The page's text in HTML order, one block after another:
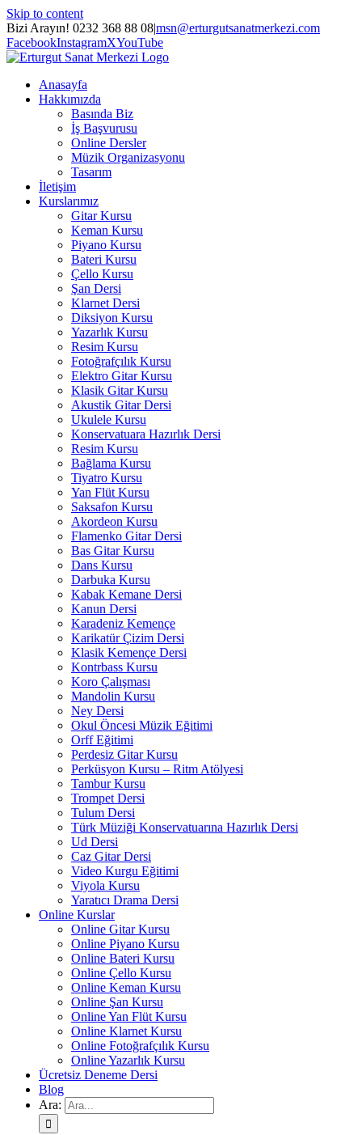
Skip to content
Bizi Arayın! 0232 368 88 08|msn@erturgutsanatmerkezi.com
FacebookInstagramXYouTube
Anasayfa
Hakkımızda
Basında Biz
İş Başvurusu
Online Dersler
Müzik Organizasyonu
Tasarım
İletişim
Kurslarımız
Gitar Kursu
Keman Kursu
Piyano Kursu
Bateri Kursu
Çello Kursu
Şan Dersi
Klarnet Dersi
Diksiyon Kursu
Yazarlık Kursu
Resim Kursu
Fotoğrafçılık Kursu
Elektro Gitar Kursu
Klasik Gitar Kursu
Akustik Gitar Dersi
Ukulele Kursu
Konservatuara Hazırlık Dersi
Resim Kursu
Bağlama Kursu
Tiyatro Kursu
Yan Flüt Kursu
Saksafon Kursu
Akordeon Kursu
Flamenko Gitar Dersi
Bas Gitar Kursu
Dans Kursu
Darbuka Kursu
Kabak Kemane Dersi
Kanun Dersi
Karadeniz Kemençe
Karikatür Çizim Dersi
Klasik Kemençe Dersi
Kontrbass Kursu
Koro Çalışması
Mandolin Kursu
Ney Dersi
Okul Öncesi Müzik Eğitimi
Orff Eğitimi
Perdesiz Gitar Kursu
Perküsyon Kursu – Ritm Atölyesi
Tambur Kursu
Trompet Dersi
Tulum Dersi
Türk Müziği Konservatuarına Hazırlık Dersi
Ud Dersi
Caz Gitar Dersi
Video Kurgu Eğitimi
Viyola Kursu
Yaratıcı Drama Dersi
Online Kurslar
Online Gitar Kursu
Online Piyano Kursu
Online Bateri Kursu
Online Çello Kursu
Online Keman Kursu
Online Şan Kursu
Online Yan Flüt Kursu
Online Klarnet Kursu
Online Fotoğrafçılık Kursu
Online Yazarlık Kursu
Ücretsiz Deneme Dersi
Blog
Ara: